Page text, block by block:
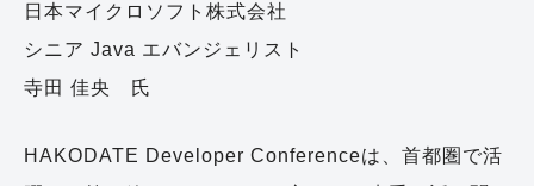
日本マイクロソフト株式会社
シニア Java エバンジェリスト
寺田 佳央 氏
HAKODATE Developer Conferenceは、首都圏で活